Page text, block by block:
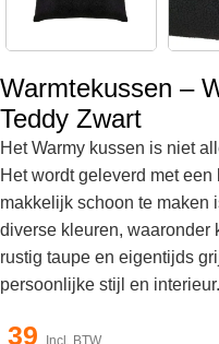
Warmtekussen –
Teddy Zwart
Het Warmy kussen is niet
Het wordt geleverd met
makkelijk schoon te maken
diverse kleuren, waaronder
rustig taupe en eigentijds
persoonlijke stijl en interieur.
39